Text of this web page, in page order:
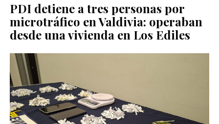
PDI detiene a tres personas por
microtráfico en Valdivia: operaban
desde una vivienda en Los Ediles